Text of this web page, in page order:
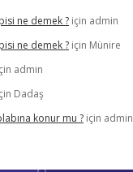
ne demek ? için admin
ne demek ? için Münire
admin
Dadaş
konur mu ? için admin